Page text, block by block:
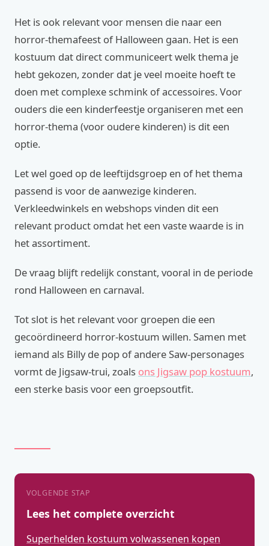
Het is ook relevant voor mensen die naar een
horror-themafeest of Halloween gaan. Het is een
kostuum dat direct communiceert welk thema je
hebt gekozen, zonder dat je veel moeite hoeft te
doen met complexe schmink of accessoires. Voor
ouders die een kinderfeestje organiseren met een
horror-thema (voor oudere kinderen) is dit een
optie.
Let wel goed op de leeftijdsgroep en of het thema
passend is voor de aanwezige kinderen.
Verkleedwinkels en webshops vinden dit een
relevant product omdat het een vaste waarde is in
het assortiment.
De vraag blijft redelijk constant, vooral in de periode
rond Halloween en carnaval.
Tot slot is het relevant voor groepen die een
gecoördineerd horror-kostuum willen. Samen met
iemand als Billy de pop of andere Saw-personages
vormt de Jigsaw-trui, zoals ons Jigsaw pop kostuum,
een sterke basis voor een groepsoutfit.
VOLGENDE STAP
Lees het complete overzicht
Superhelden kostuum volwassenen kopen